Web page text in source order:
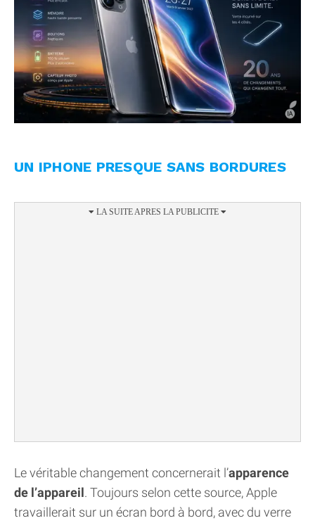
UN IPHONE PRESQUE SANS BORDURES
Le véritable changement concernerait l’apparence
de l’appareil. Toujours selon cette source, Apple
travaillerait sur un écran bord à bord, avec du verre